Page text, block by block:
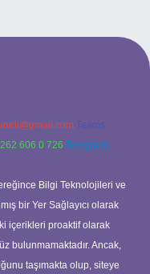
Teams:
606 0 726 Telegram:
Bilgi Teknolojileri ve
bir Yer Sağlayıcı olarak
içerikleri proaktif olarak
bulunmamaktadır. Ancak,
taşımakta olup, siteye